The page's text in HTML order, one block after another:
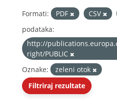
Formati: PDF CSV
podataka:
http://
right/PUBLIC
Oznake:
zeleni otok
Filtriraj rezultate